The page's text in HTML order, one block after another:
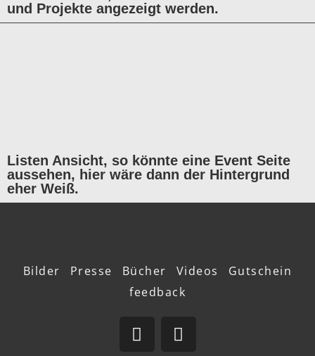
und Projekte angezeigt werden.
Listen Ansicht, so könnte eine Event Seite
aussehen, hier wäre dann der Hintergrund
eher Weiß.
Bilder Presse Bücher Videos
Gutschein
feedback